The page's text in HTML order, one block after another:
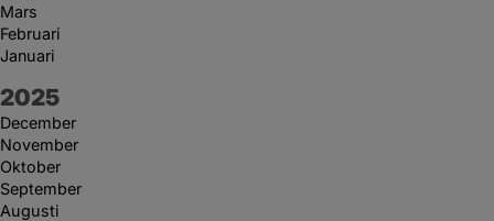
Mars
Februari
Januari
År:
2025
December
November
Oktober
September
Augusti